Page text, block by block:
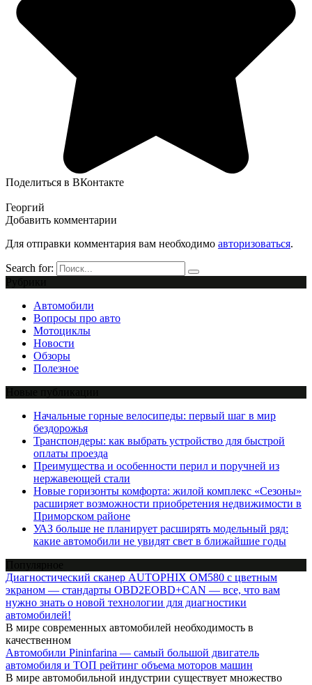
Поделиться в ВКонтакте
Георгий
Добавить комментарии
Для отправки комментария вам необходимо авторизоваться.
Search for:
Автомобили
Вопросы про авто
Мотоциклы
Новости
Обзоры
Полезное
Начальные горные велосипеды: первый шаг в мир
бездорожья
Транспондеры: как выбрать устройство для быстрой
оплаты проезда
Преимущества и особенности перил и поручней из
нержавеющей стали
Новые горизонты комфорта: жилой комплекс «Сезоны»
расширяет возможности приобретения недвижимости в
Приморском районе
УАЗ больше не планирует расширять модельный ряд:
какие автомобили не увидят свет в ближайшие годы
Диагностический сканер AUTOPHIX OM580 с цветным
экраном — стандарты OBD2EOBD+CAN — все, что вам
нужно знать о новой технологии для диагностики
автомобилей!
В мире современных автомобилей необходимость в
качественном
Автомобили Pininfarina — самый большой двигатель
автомобиля и ТОП рейтинг объема моторов машин
В мире автомобильной индустрии существует множество